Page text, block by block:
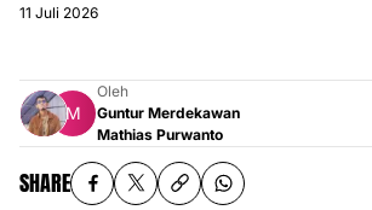
11 Juli 2026
Oleh
Guntur Merdekawan
Mathias Purwanto
SHARE